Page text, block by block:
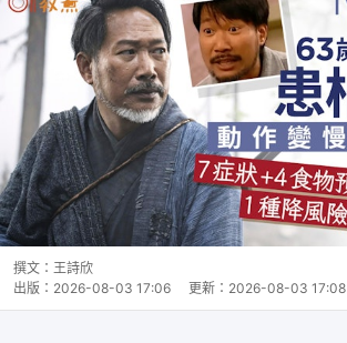
撰文： 王詩欣
出版： 2026-08-03 17:06 更新： 2026-08-03 17:08